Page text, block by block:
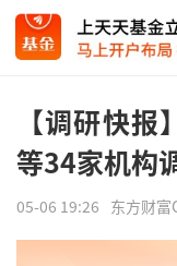
【调研快
等34家机构
05-06 19:26 东方财